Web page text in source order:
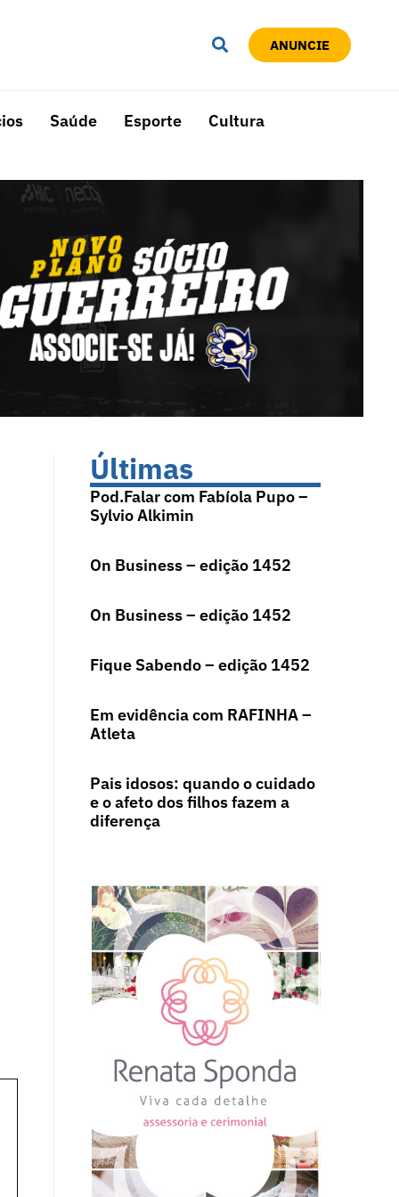
ANUNCIE
Saúde Esporte Cultura
Últimas
Pod.Falar com Fabíola Pupo –
Sylvio Alkimin
On Business – edição 1452
On Business – edição 1452
Fique Sabendo – edição 1452
Em evidência com RAFINHA –
Atleta
Pais idosos: quando o cuidado
e o afeto dos filhos fazem a
diferença